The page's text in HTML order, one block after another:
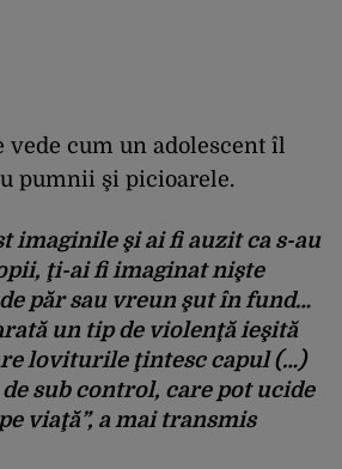
cum un adolescent îl
pumnii şi picioarele.
imaginile şi ai fi auzit ca s-au
ţi-ai fi imaginat nişte
păr sau vreun şut în fund…
un tip de violenţă ieşită
loviturile ţintesc capul (…)
sub control, care pot ucide
viaţă”, a mai transmis